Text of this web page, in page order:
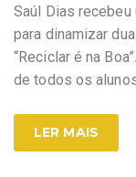
Saúl Dias
para dinamizar
“Reciclar é na
de todos os
LER MAIS